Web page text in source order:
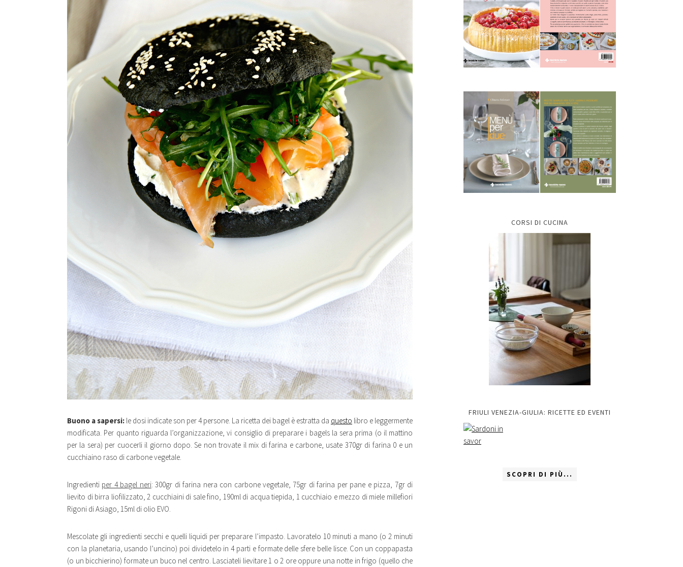
Buono a sapersi: le dosi indicate son per 4 persone. La ricetta dei bagel è estratta da questo libro e leggermente
modificata. Per quanto riguarda l’organizzazione, vi consiglio di preparare i bagels la sera prima (o il mattino
per la sera) per cuocerli il giorno dopo. Se non trovate il mix di farina e carbone, usate 370gr di farina 0 e un
cucchiaino raso di carbone vegetale.
Ingredienti per 4 bagel neri: 300gr di farina nera con carbone vegetale, 75gr di farina per pane e pizza, 7gr di
lievito di birra liofilizzato, 2 cucchiaini di sale fino, 190ml di acqua tiepida, 1 cucchiaio e mezzo di miele millefiori
Rigoni di Asiago, 15ml di olio EVO.
Mescolate gli ingredienti secchi e quelli liquidi per preparare l’impasto. Lavoratelo 10 minuti a mano (o 2 minuti
con la planetaria, usando l’uncino) poi dividetelo in 4 parti e formate delle sfere belle lisce. Con un coppapasta
(o un bicchierino) formate un buco nel centro. Lasciateli lievitare 1 o 2 ore oppure una notte in frigo (quello che
CORSI DI CUCINA
FRIULI VENEZIA-GIULIA: RICETTE ED EVENTI
SCOPRI DI PIÙ...